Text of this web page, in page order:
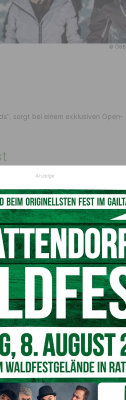
© ÖBB
sorgt bei einem exklusiven Open-
nicht nur die körperliche
Entwicklung der Schüler:innen.
schafft der Schulskikurs
und das Gefühl,
optimale Bedingungen für
der Alpen-Südseite begeistert es
Bedeutung der nachhaltigen
Österreichs. Bis zu
stehen auch zahlreiche
und unkomplizierte Anreise per
Schüler:innen einen
Anzeige